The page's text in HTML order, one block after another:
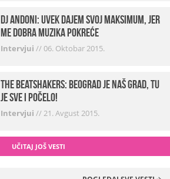
Dj Andoni: Uvek dajem svoj maksimum, jer
me dobra muzika pokreće
Intervjui //06. Oktobar 2015.
The Beatshakers: Beograd je naš grad, tu
je sve i počelo!
Intervjui //21. Avgust 2015.
UČITAJ JOŠ VESTI